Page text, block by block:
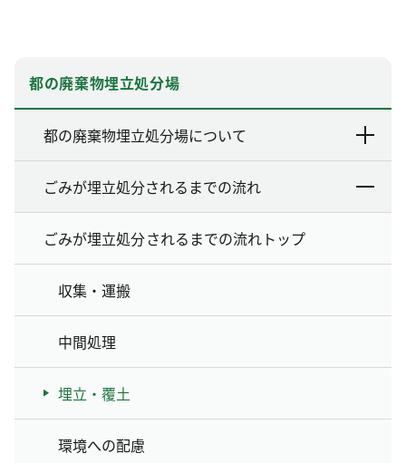
都の廃棄物埋立処分場
都の廃棄物埋立処分場について
ごみが埋立処分されるまでの流れ
ごみが埋立処分されるまでの流れトップ
収集・運搬
中間処理
埋立・覆土
環境への配慮